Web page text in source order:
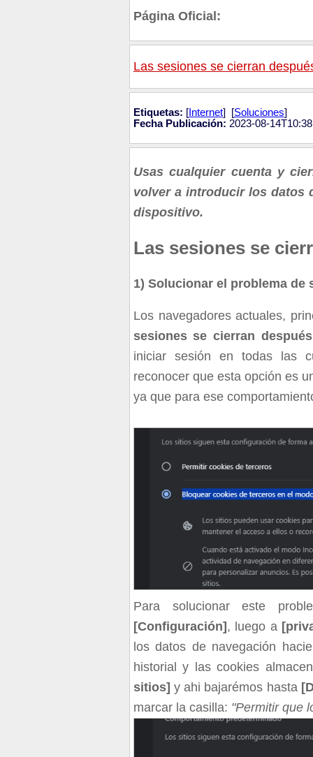
Página Oficial:
Las sesiones se cierran
Etiquetas: [Internet] [Soluciones]
Fecha Publicación: 2023-08-
Usas cualquier cuenta y
volver a introducir los datos
dispositivo.
Las sesiones se
1) Solucionar el problema de
Los navegadores actuales,
sesiones se cierran
iniciar sesión en todas las
reconocer que esta opción es
ya que para ese
Para solucionar este
[Configuración], luego a
los datos de navegación
historial y las cookies
sitios] y ahi bajarémos hasta
marcar la casilla: "Permitir que